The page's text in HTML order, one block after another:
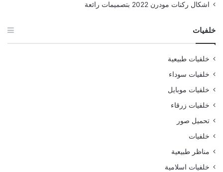
اشكال ركنات مودرن 2022 بتصميمات رائعة
خلفيات
خلفيات طبيعية
خلفيات سوداء
خلفيات موبايل
خلفيات زرقاء
تحميل صور
خلفيات
مناظر طبيعية
خلفيات اسلامية